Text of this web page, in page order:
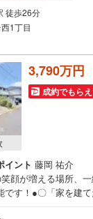
徒歩26分
1丁目
3,790万円
成約でもら
イント 藤岡 祐介
顔が増える場所、
です！●〇「家を建